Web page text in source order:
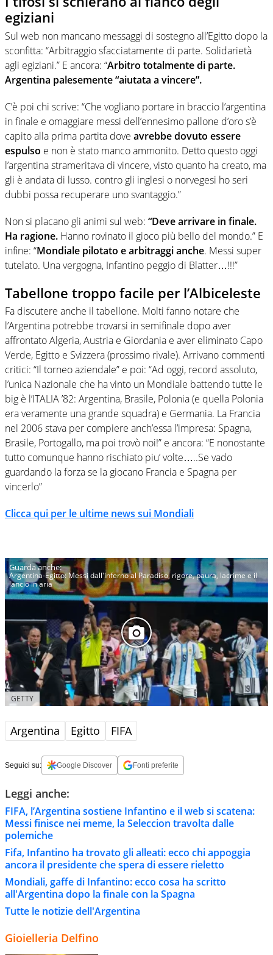
egiziani
Sul web non mancano messaggi di sostegno all’Egitto dopo la
sconfitta: “Arbitraggio sfacciatamente di parte. Solidarietà
agli egiziani.” E ancora: “Arbitro totalmente di parte.
Argentina palesemente “aiutata a vincere”.
C’è poi chi scrive: “Che vogliano portare in braccio l’argentina
in finale e omaggiare messi dell’ennesimo pallone d’oro s’è
capito alla prima partita dove avrebbe dovuto essere
espulso e non è stato manco ammonito. Detto questo oggi
l’argentina strameritava di vincere, visto quanto ha creato, ma
gli è andata di lusso. contro gli inglesi o norvegesi ho seri
dubbi possa recuperare uno svantaggio.”
Non si placano gli animi sul web: “Deve arrivare in finale.
Ha ragione. Hanno rovinato il gioco più bello del mondo.” E
infine: “Mondiale pilotato e arbitraggi anche. Messi super
tutelato. Una vergogna, Infantino peggio di Blatter…!!!”
Tabellone troppo facile per l’Albiceleste
Fa discutere anche il tabellone. Molti fanno notare che
l’Argentina potrebbe trovarsi in semifinale dopo aver
affrontato Algeria, Austria e Giordania e aver eliminato Capo
Verde, Egitto e Svizzera (prossimo rivale). Arrivano commenti
critici: “Il torneo aziendale” e poi: “Ad oggi, record assoluto,
l’unica Nazionale che ha vinto un Mondiale battendo tutte le
big è l’ITALIA ’82: Argentina, Brasile, Polonia (e quella Polonia
era veramente una grande squadra) e Germania. La Francia
nel 2006 stava per compiere anch’essa l’impresa: Spagna,
Brasile, Portogallo, ma poi trovò noi!” e ancora: “E nonostante
tutto comunque hanno rischiato piu’ volte…..Se vado
guardando la forza se la giocano Francia e Spagna per
vincerlo”
Clicca qui per le ultime news sui Mondiali
Argentina-Egitto: Messi dall'inferno al Paradiso, rigore, paura, lacrime e il
lancio in aria
GETTY
Argentina Egitto FIFA
Seguici su: Google Discover Fonti preferite
Leggi anche:
FIFA, l’Argentina sostiene Infantino e il web si scatena:
Messi finisce nei meme, la Seleccion travolta dalle
polemiche
Fifa, Infantino ha trovato gli alleati: ecco chi appoggia
ancora il presidente che spera di essere rieletto
Mondiali, gaffe di Infantino: ecco cosa ha scritto
all'Argentina dopo la finale con la Spagna
Tutte le notizie dell'Argentina
Gioielleria Delfino